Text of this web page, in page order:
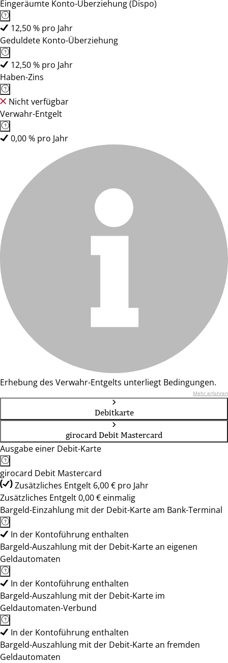
Eingeräumte Konto-Überziehung (Dispo)
12,50 % pro Jahr
Geduldete Konto-Überziehung
12,50 % pro Jahr
Haben-Zins
Nicht verfügbar
Verwahr-Entgelt
0,00 % pro Jahr
Erhebung des Verwahr-Entgelts unterliegt Bedingungen.
Mehr erfahren
Debitkarte
girocard Debit Mastercard
Ausgabe einer Debit-Karte
girocard Debit Mastercard
Zusätzliches Entgelt 6,00 € pro Jahr
Zusätzliches Entgelt 0,00 € einmalig
Bargeld-Einzahlung mit der Debit-Karte am Bank-Terminal
In der Kontoführung enthalten
Bargeld-Auszahlung mit der Debit-Karte an eigenen
Geldautomaten
In der Kontoführung enthalten
Bargeld-Auszahlung mit der Debit-Karte im
Geldautomaten-Verbund
In der Kontoführung enthalten
Bargeld-Auszahlung mit der Debit-Karte an fremden
Geldautomaten